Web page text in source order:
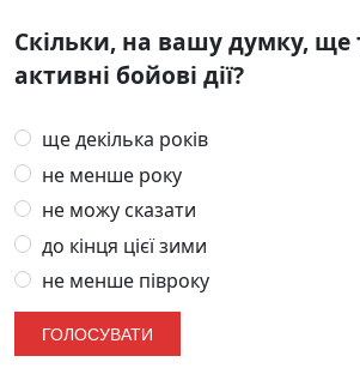
Скільки, на вашу думку, ще
активні бойові дії?
ще декілька років
не менше року
не можу сказати
до кінця цієї зими
не менше півроку